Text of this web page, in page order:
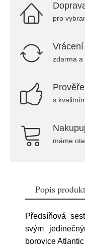
pro
zdarma a
s
máme
Popis
Předsíňová
svým
borovice